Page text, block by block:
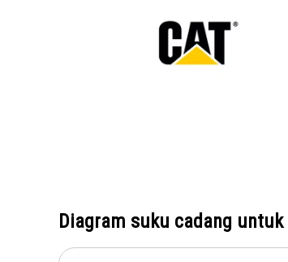
Diagram suku cadang untuk